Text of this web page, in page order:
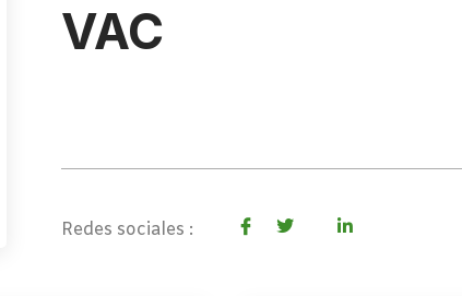
VAC
Redes sociales :